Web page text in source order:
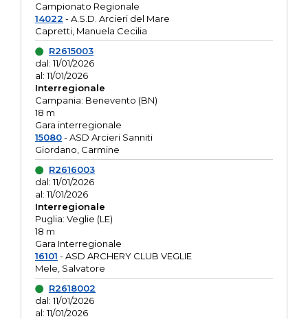
Campionato Regionale
14022 - A.S.D. Arcieri del Mare
Capretti, Manuela Cecilia
R2615003
dal: 11/01/2026
al: 11/01/2026
Interregionale
Campania: Benevento (BN)
18 m
Gara interregionale
15080- ASD Arcieri Sanniti
Giordano, Carmine
R2616003
dal: 11/01/2026
al: 11/01/2026
Interregionale
Puglia: Veglie (LE)
18 m
Gara Interregionale
16101 - ASD ARCHERY CLUB VEGLIE
Mele, Salvatore
R2618002
dal: 11/01/2026
al: 11/01/2026